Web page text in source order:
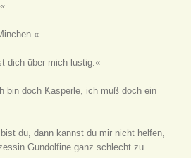
dich über mich lustig.«
bin doch Kasperle, ich muß doch ein
du, dann kannst du mir nicht helfen,
Gundolfine ganz schlecht zu